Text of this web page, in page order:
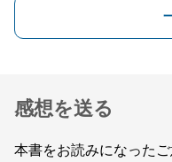
感想を送る
本書をお読みになった